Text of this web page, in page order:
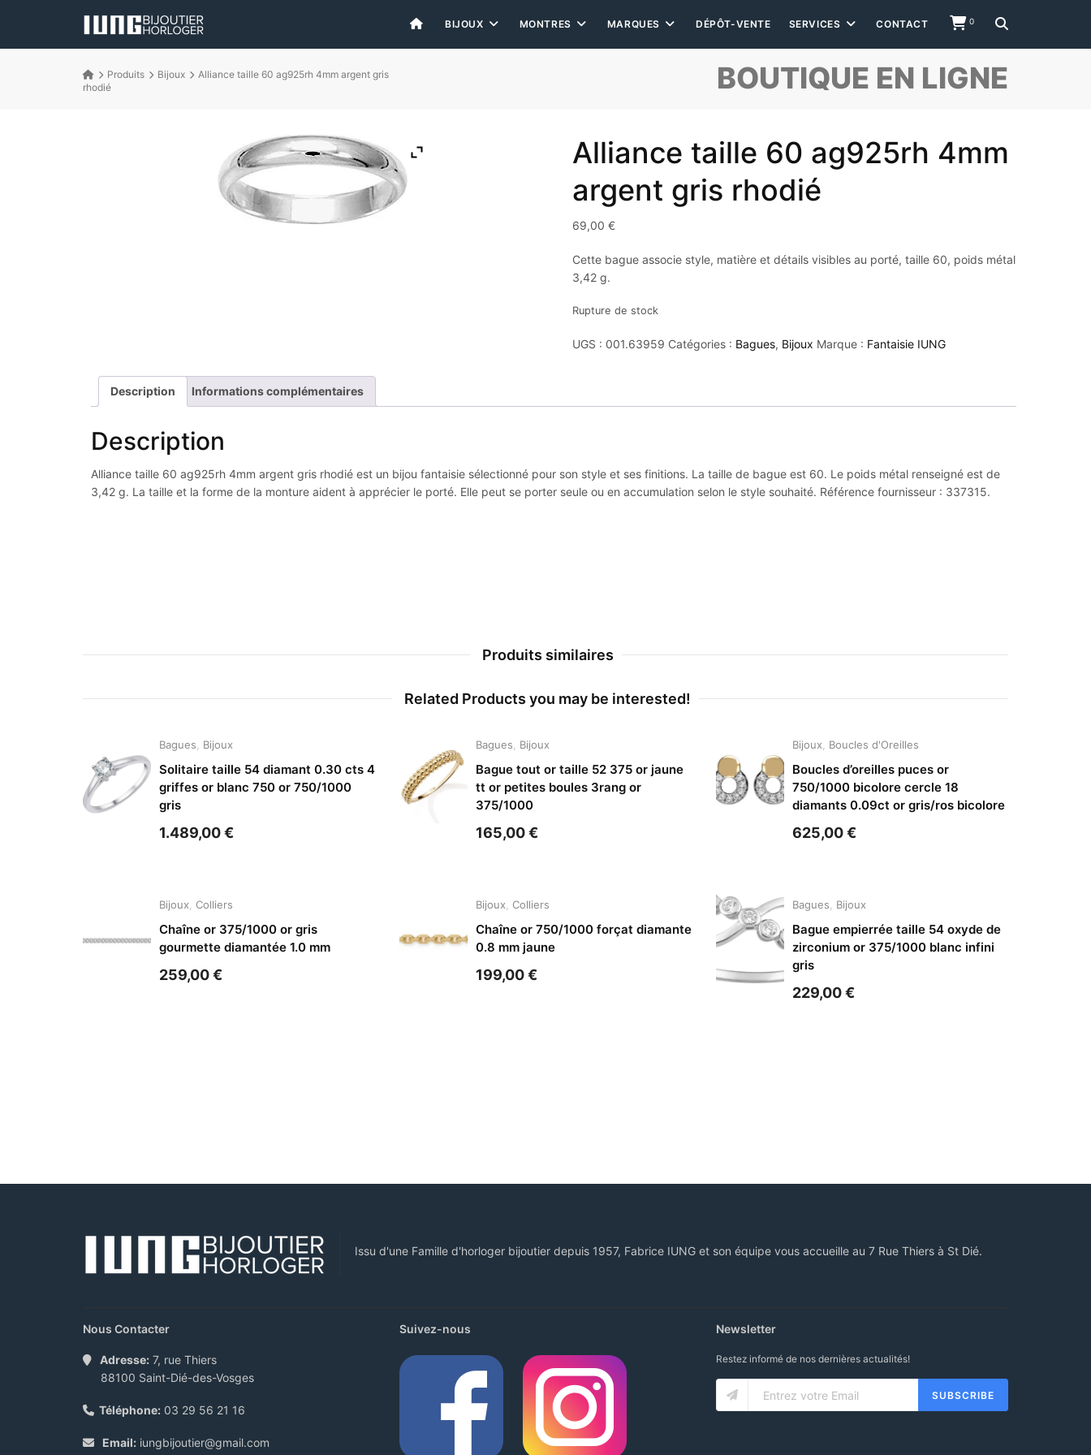
0
BIJOUX MONTRES MARQUES DÉPÔT-VENTE SERVICES CONTACT
BOUTIQUE EN LIGNE
Produits Bijoux
Alliance taille 60 ag925rh 4mm argent gris
rhodié
Alliance taille 60 ag925rh 4mm
argent gris rhodié
69,00 €
Cette bague associe style, matière et détails visibles au porté, taille 60, poids métal
3,42 g.
Rupture de stock
UGS : 001.63959 Catégories : Bagues, Bijoux Marque : Fantaisie IUNG
Description Informations complémentaires
Description
Alliance taille 60 ag925rh 4mm argent gris rhodié est un bijou fantaisie sélectionné pour son style et ses finitions. La taille de bague est 60. Le poids métal renseigné est de
3,42 g. La taille et la forme de la monture aident à apprécier le porté. Elle peut se porter seule ou en accumulation selon le style souhaité. Référence fournisseur : 337315.
Produits similaires
Related Products you may be interested!
Bagues Bijoux
Solitaire taille 54 diamant 0.30 cts 4
griffes or blanc 750 or 750/1000
gris
1.489,00€
Bijoux Colliers
Chaîne or 375/1000 or gris
gourmette diamantée 1.0 mm
259,00€
Bagues Bijoux
Bague tout or taille 52 375 or jaune
tt or petites boules 3rang or
375/1000
165,00€
Bijoux Colliers
Chaîne or 750/1000 forçat diamante
0.8 mm jaune
199,00€
Bijoux Boucles d'Oreilles
Boucles d’oreilles puces or
750/1000 bicolore cercle 18
diamants 0.09ct or gris/ros bicolore
625,00€
Bagues Bijoux
Bague empierrée taille 54 oxyde de
zirconium or 375/1000 blanc infini
gris
229,00€
Issu d'une Famille d'horloger bijoutier depuis 1957, Fabrice IUNG et son équipe vous accueille au 7 Rue Thiers à St Dié.
Nous Contacter
Adresse: 7, rue Thiers
88100 Saint-Dié-des-Vosges
Téléphone: 03 29 56 21 16
Email: iungbijoutier@gmail.com
Suivez-nous Newsletter
Restez informé de nos dernières actualités!
SUBSCRIBE